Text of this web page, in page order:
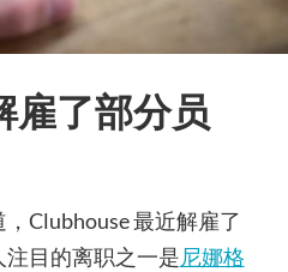
雇了部分员
Clubhouse 最近解雇了
目的离职之一是尼娜格